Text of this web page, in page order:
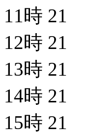
11時 21
12時 21
13時 21
14時 21
15時 21